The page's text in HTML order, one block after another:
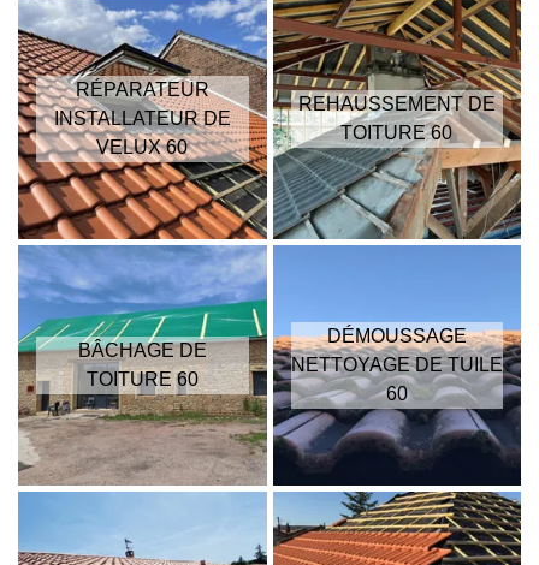
RÉPARATEUR
INSTALLATEUR DE
VELUX 60
REHAUSSEMENT DE
TOITURE 60
BÂCHAGE DE
TOITURE 60
DÉMOUSSAGE
NETTOYAGE DE TUILE
60